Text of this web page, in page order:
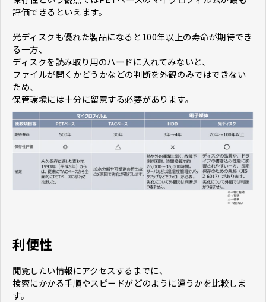
評価できるといえます。
光ディスクも優れた製品になると100年以上の寿命が期待でき
る一方、
ディスクを読み取り用のハードに入れてみないと、
ファイルが開くかどうかなどの判断を外観のみではできない
ため、
保管環境には十分に留意する必要があります。
利便性
閲覧したい情報にアクセスするまでに、
検索にかかる手順やスピードがどのように違うかを比較しま
す。